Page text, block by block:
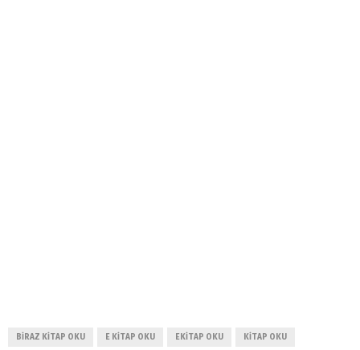
BIRAZ KITAP OKU E KITAP OKU EKITAP OKU KITAP OKU